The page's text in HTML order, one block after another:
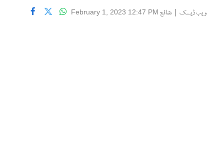
ویب ڈیسک | شائع February 1, 2023 12:47 PM